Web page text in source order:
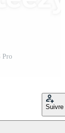
Pro
Suivre